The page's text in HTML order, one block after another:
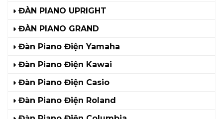
ĐÀN PIANO UPRIGHT
ĐÀN PIANO GRAND
Đàn Piano Điện Yamaha
Đàn Piano Điện Kawai
Đàn Piano Điện Casio
Đàn Piano Điện Roland